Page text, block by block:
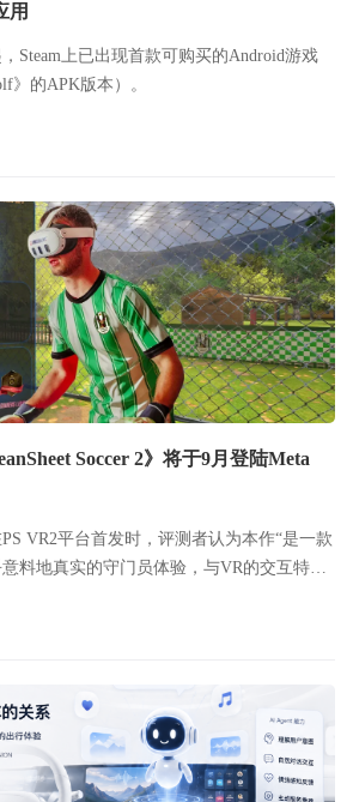
用
Steam上已出现首款可购买的Android游戏
》的APK版本）。
Soccer 2》将于9月登陆Meta
VR2平台首发时，评测者认为本作“是一款
料地真实的守门员体验，与VR的交互特性